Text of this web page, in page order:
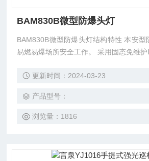
BAM830B微型防爆头灯
BAM830B微型防爆头灯结构特性 本安型防爆灯具，可在各种
易燃易爆场所安全工作。 采用固态免维护LED光源，光效高、
种光源，通过按压按钮可进行自由转换。 智能化的电量显示
时，灯具会自动提示进行充电。
更新时间：2024-03-23
产品型号：
浏览量：1816